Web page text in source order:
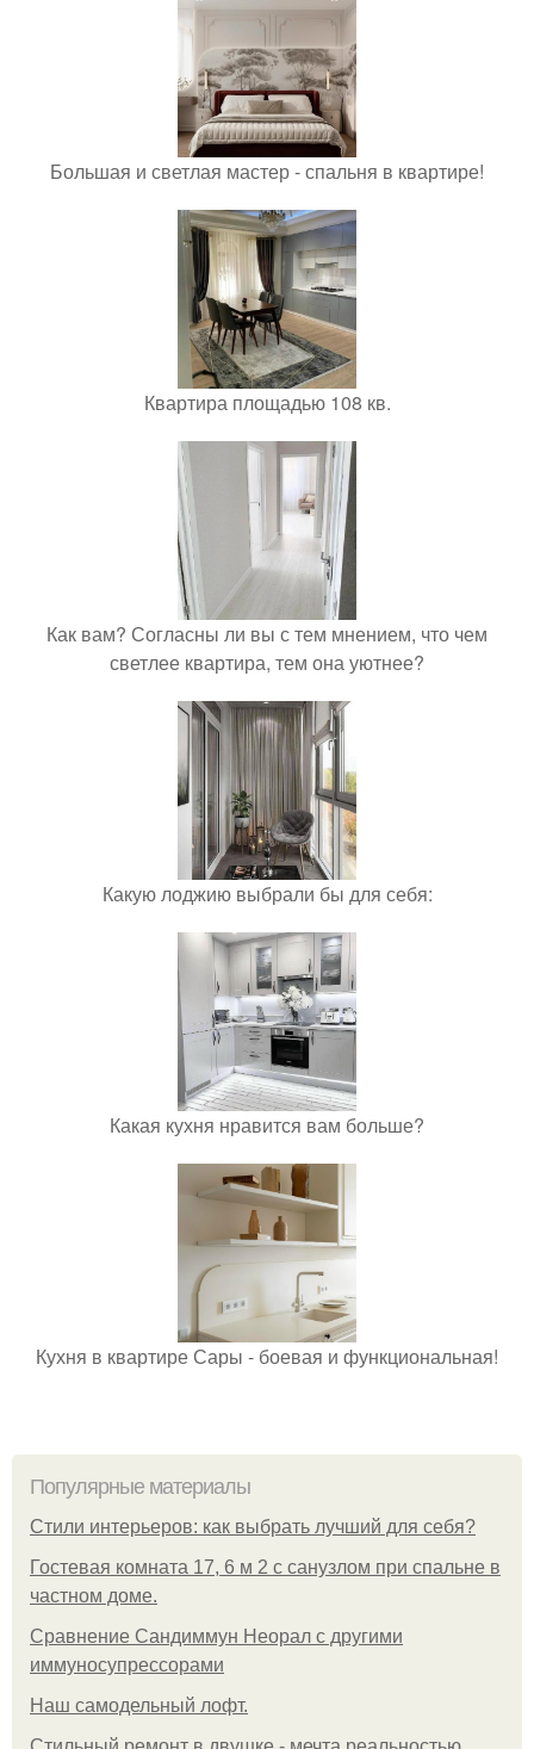
Большая и светлая мастер - спальня в квартире!
Квартира площадью 108 кв.
Как вам? Согласны ли вы с тем мнением, что чем
светлее квартира, тем она уютнее?
Какую лоджию выбрали бы для себя:
Какая кухня нравится вам больше?
Кухня в квартире Сары - боевая и функциональная!
Популярные материалы
Стили интерьеров: как выбрать лучший для себя?
Гостевая комната 17, 6 м 2 с санузлом при спальне в
частном доме.
Сравнение Сандиммун Неорал с другими
иммуносупрессорами
Наш самодельный лофт.